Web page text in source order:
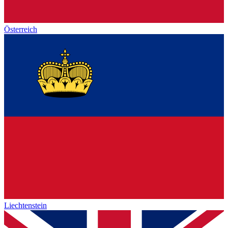
Österreich
Liechtenstein